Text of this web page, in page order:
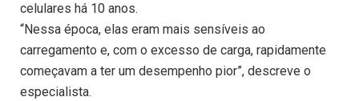
celulares há 10 anos.
“Nessa época, elas eram mais sensíveis ao
carregamento e, com o excesso de carga, rapidamente
começavam a ter um desempenho pior”, descreve o
especialista.